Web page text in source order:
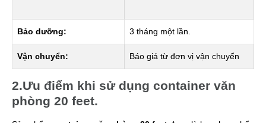
Bảo dưỡng: 3 tháng một lần.
Vận chuyển: Báo giá từ đơn vị vận chuyển
2.Ưu điểm khi sử dụng container văn
phòng 20 feet.